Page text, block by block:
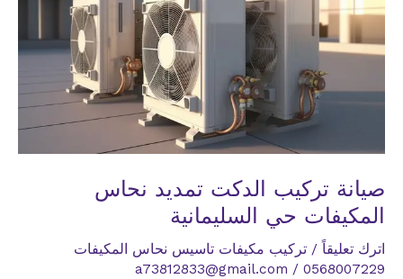
المشاعر
صيانة تركيب الدكت تمديد نحاس
المكيفات حي السليمانية
اترك تعليقاً / تركيب مكيفات تاسيس نحاس المكيفات
0568007229
/
a73812833@gmail.com